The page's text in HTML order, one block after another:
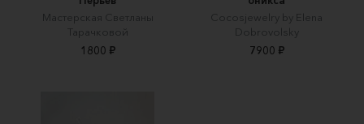
Мастерская Светланы
Тарачковой
1800 ₽
Cocosjewelry by Elena
Dobrovolsky
7900 ₽